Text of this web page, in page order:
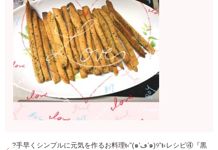
?手早くシンプルに元気を作るお料理ŧ‹”(๑’ڡ’๑)୨”ŧ‹レシピ④『黒